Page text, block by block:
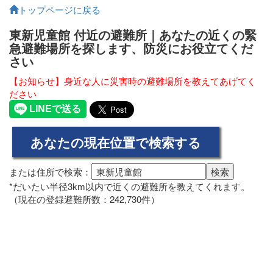
トップページに戻る
東新児童館 付近の避難所｜あなたの近くの緊
急避難場所を探します、防災にお役立てくだ
さい
【お知らせ】身近な人に災害時の避難場所を教えてあげてく
ださい
または住所で検索：
*だいたい半径3km以内で近くの避難所を教えてくれます。
（現在の登録避難所数：242,730件）